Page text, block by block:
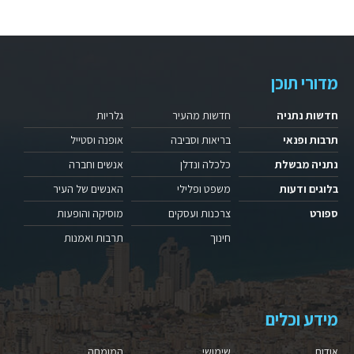
מדורי תוכן
חדשות נתניה
תרבות ופנאי
נתניה מבשלת
בלוגים ודעות
ספורט
חדשות מהעיר
בריאות וסביבה
כלכלה ונדלן
משפט ופלילי
צרכנות ועסקים
חינוך
גלריות
אופנה וסטייל
אנשים וחברה
האנשים של העיר
מוסיקה והופעות
תרבות ואמנות
מידע וכלים